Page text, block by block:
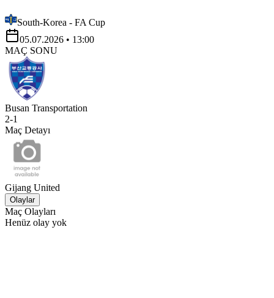
South-Korea - FA Cup
05.07.2026 • 13:00
MAÇ SONU
Busan Transportation
2-1
Maç Detayı
Gijang United
Olaylar
Maç Olayları
Henüz olay yok